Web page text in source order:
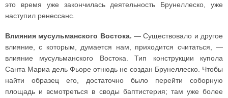
это время уже закончилась деятельность Брунеллеско, уже
наступил ренессанс.
Влияния мусульманского Востока. — Существовало и другое
влияние, с которым, думается нам, приходится считаться, —
влияние мусульманского Востока. Тип конструкции купола
Санта Мариа дель Фьоре отнюдь не создан Брунеллеско. Чтобы
найти образец его, достаточно было перейти соборную
площадь и всмотреться в своды баптистерия; там уже более